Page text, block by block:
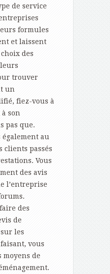
de service
formules
et laissent
des
trouver
un
fiez-vous à
son
pas que.
au
clients passés
Vous
des avis
l’entreprise
des
de
les
vous
moyens de